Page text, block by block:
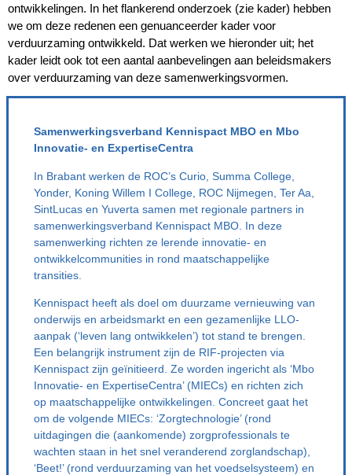
ontwikkelingen. In het flankerend onderzoek (zie kader) hebben
we om deze redenen een genuanceerder kader voor
verduurzaming ontwikkeld. Dat werken we hieronder uit; het
kader leidt ook tot een aantal aanbevelingen aan beleidsmakers
over verduurzaming van deze samenwerkingsvormen.
Samenwerkingsverband Kennispact MBO en Mbo
Innovatie- en ExpertiseCentra
In Brabant werken de ROC’s Curio, Summa College,
Yonder, Koning Willem I College, ROC Nijmegen, Ter Aa,
SintLucas en Yuverta samen met regionale partners in
samenwerkingsverband Kennispact MBO. In deze
samenwerking richten ze lerende innovatie- en
ontwikkelcommunities in rond maatschappelijke
transities.
Kennispact heeft als doel om duurzame vernieuwing van
onderwijs en arbeidsmarkt en een gezamenlijke LLO-
aanpak (‘leven lang ontwikkelen’) tot stand te brengen.
Een belangrijk instrument zijn de RIF-projecten via
Kennispact zijn geïnitieerd. Ze worden ingericht als ‘Mbo
Innovatie- en ExpertiseCentra’ (MIECs) en richten zich
op maatschappelijke ontwikkelingen. Concreet gaat het
om de volgende MIECs: ‘Zorgtechnologie’ (rond
uitdagingen die (aankomende) zorgprofessionals te
wachten staan in het snel veranderend zorglandschap),
‘Beet!’ (rond verduurzaming van het voedselsysteem) en